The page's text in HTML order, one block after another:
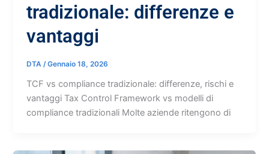
tradizionale: differenze e
vantaggi
DTA/Gennaio 18, 2026
TCF vs compliance tradizionale: differenze, rischi e
vantaggi Tax Control Framework vs modelli di
compliance tradizionali Molte aziende ritengono di